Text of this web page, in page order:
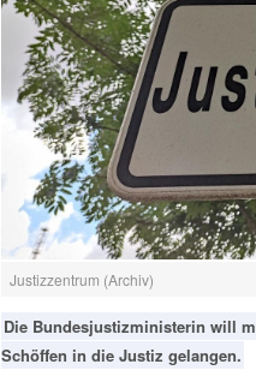
Justizzentrum (Archiv)
Die Bundesjustizministerin will
Schöffen in die Justiz gelangen.